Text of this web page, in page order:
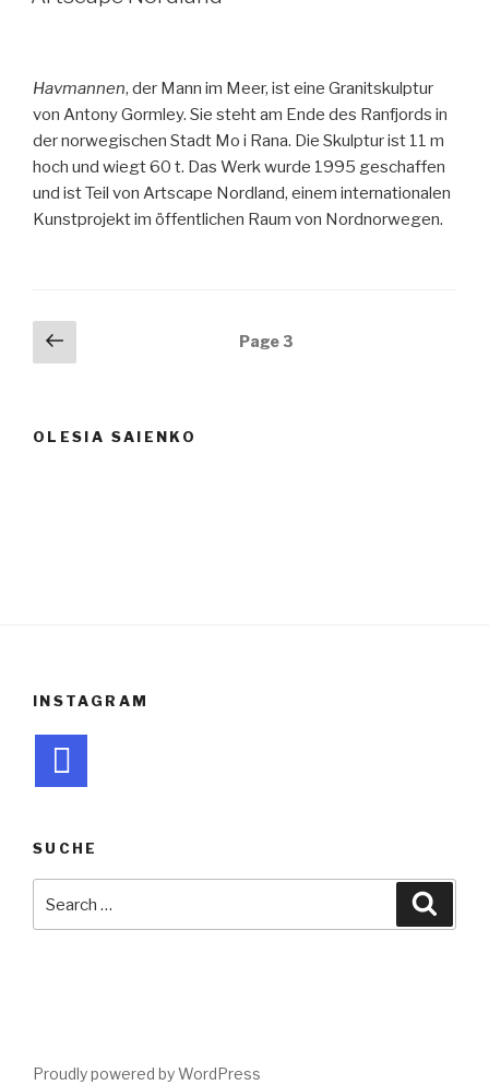
Havmannen, der Mann im Meer, ist eine Granitskulptur
von Antony Gormley. Sie steht am Ende des Ranfjords in
der norwegischen Stadt Mo i Rana. Die Skulptur ist 11 m
hoch und wiegt 60 t. Das Werk wurde 1995 geschaffen
und ist Teil von Artscape Nordland, einem internationalen
Kunstprojekt im öffentlichen Raum von Nordnorwegen.
Posts
navigation
page
Page3
OLESIA SAIENKO
INSTAGRAM
SUCHE
Proudly powered by WordPress